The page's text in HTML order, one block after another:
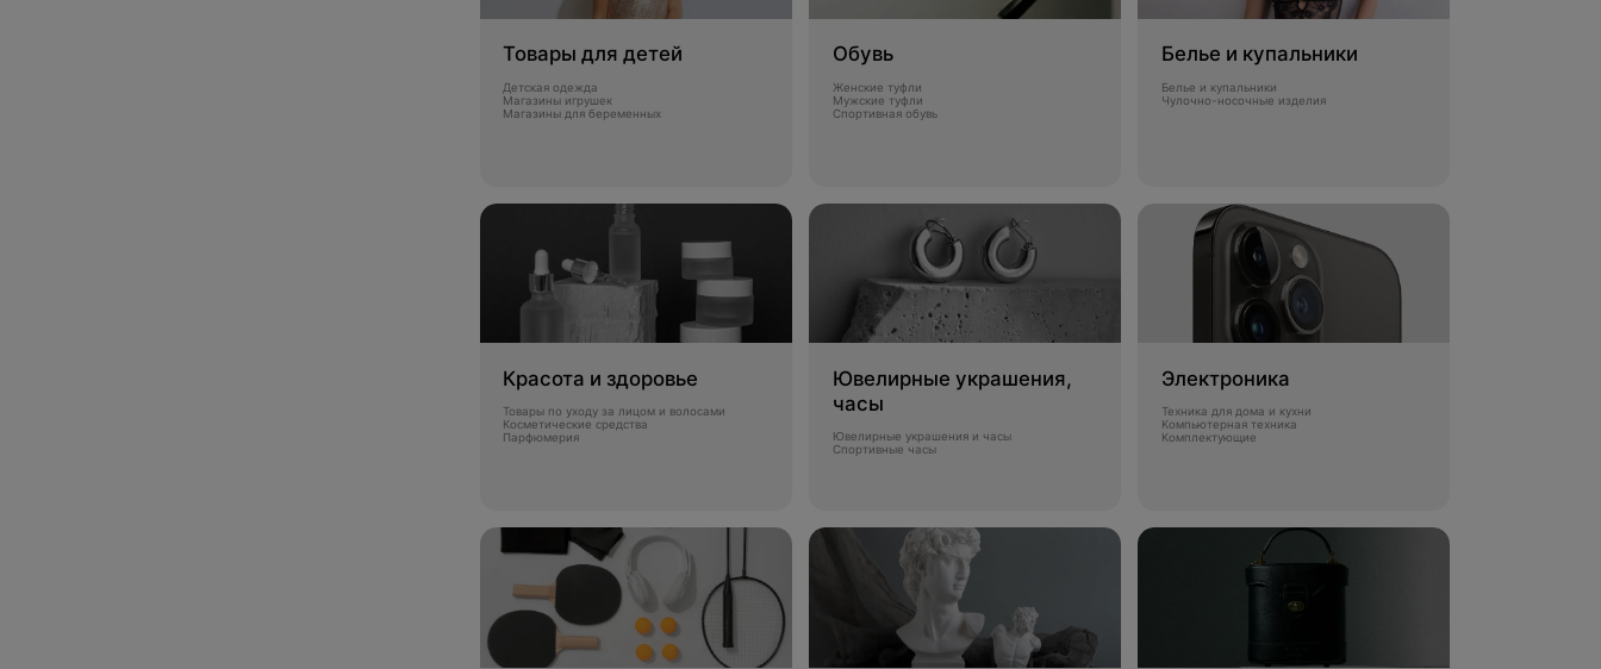
Товары для детей
Детская одежда
Магазины игрушек
Магазины для беременных
Обувь
Женские туфли
Мужские туфли
Спортивная обувь
Белье и купальники
Белье и купальники
Чулочно-носочные изделия
Красота и здоровье
Товары по уходу за лицом и волосами
Косметические средства
Парфюмерия
Ювелирные украшения,
часы
Ювелирные украшения и часы
Спортивные часы
Электроника
Техника для дома и кухни
Компьютерная техника
Комплектующие